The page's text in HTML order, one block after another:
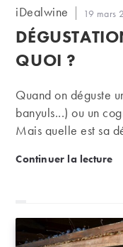
Auteur/autrice
la
publication :
iDealwine
publiée :
19 mars
QUOI ?
Quand on déguste
banyuls...) ou un
Mais quelle est sa
Continuer la lecture